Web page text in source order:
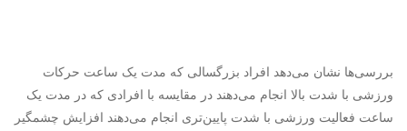
بررسی‌ها نشان می‌دهد افراد بزرگسالی که مدت یک ساعت حرکات
ورزشی با شدت بالا انجام می‌دهند در مقایسه با افرادی که در مدت یک
ساعت فعالیت ورزشی با شدت پایین‌تری انجام می‌دهند افزایش چشمگیر